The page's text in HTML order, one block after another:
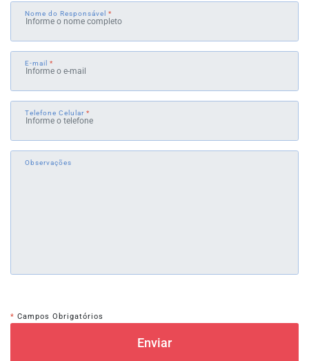
Nome do Responsável *
E-mail *
Telefone Celular *
Observações
* Campos Obrigatórios
Enviar